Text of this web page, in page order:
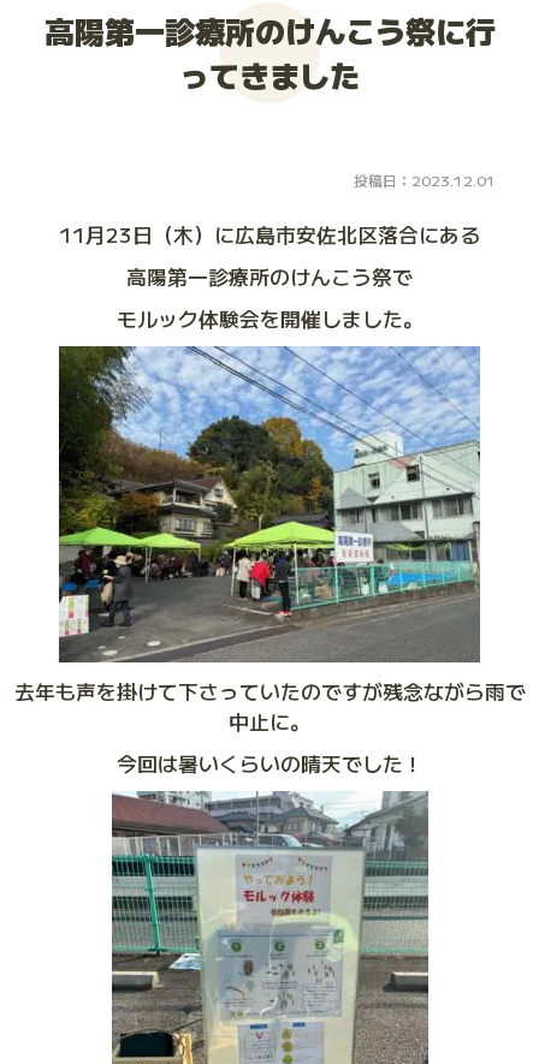
大会お申し込み
高陽第一診療所のけんこう祭に行
ってきました
投稿日：2023.12.01
11月23日（木）に広島市安佐北区落合にある
高陽第一診療所のけんこう祭で
モルック体験会を開催しました。
去年も声を掛けて下さっていたのですが残念ながら雨で
中止に。
今回は暑いくらいの晴天でした！